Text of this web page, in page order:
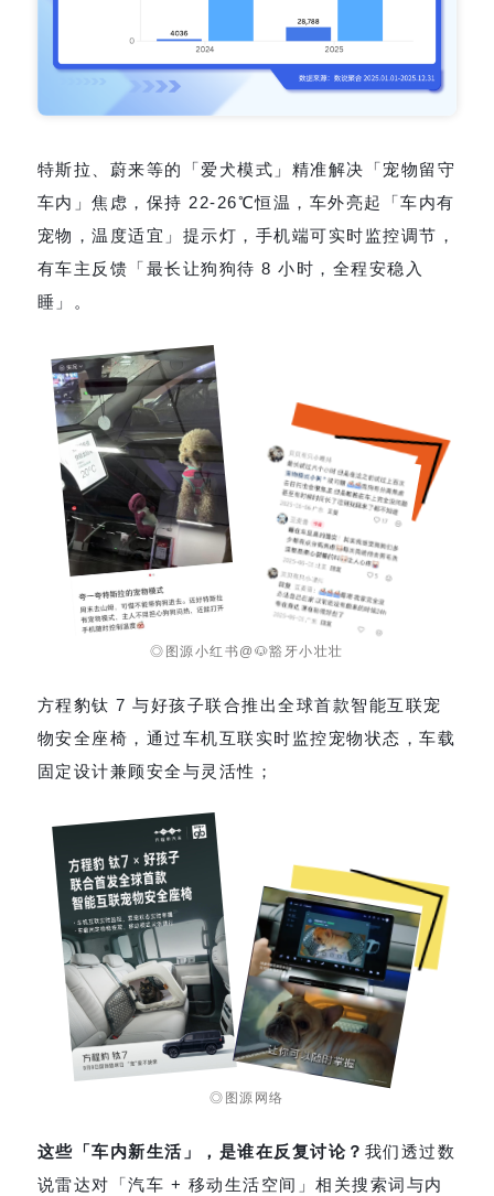
特斯拉、蔚来等的「爱犬模式」精准解决「宠物留守
车内」焦虑，保持 22-26℃恒温，车外亮起「车内有
宠物，温度适宜」提示灯，手机端可实时监控调节，
有车主反馈「最长让狗狗待 8 小时，全程安稳入
睡」。
◎图源小红书@🐶豁牙小壮壮
方程豹钛 7 与好孩子联合推出全球首款智能互联宠
物安全座椅，通过车机互联实时监控宠物状态，车载
固定设计兼顾安全与灵活性；
◎图源网络
这些「车内新生活」，是谁在反复讨论？ 我们透过数
说雷达对「汽车 + 移动生活空间」相关搜索词与内